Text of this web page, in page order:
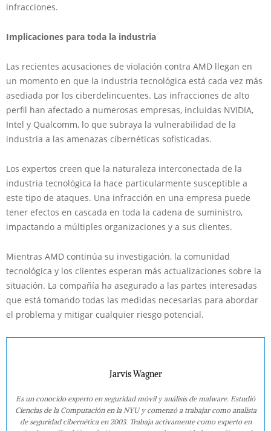
infracciones.
Implicaciones para toda la industria
Las recientes acusaciones de violación contra AMD llegan en
un momento en que la industria tecnológica está cada vez más
asediada por los ciberdelincuentes. Las infracciones de alto
perfil han afectado a numerosas empresas, incluidas NVIDIA,
Intel y Qualcomm, lo que subraya la vulnerabilidad de la
industria a las amenazas cibernéticas sofisticadas.
Los expertos creen que la naturaleza interconectada de la
industria tecnológica la hace particularmente susceptible a
este tipo de ataques. Una infracción en una empresa puede
tener efectos en cascada en toda la cadena de suministro,
impactando a múltiples organizaciones y a sus clientes.
Mientras AMD continúa su investigación, la comunidad
tecnológica y los clientes esperan más actualizaciones sobre la
situación. La compañía ha asegurado a las partes interesadas
que está tomando todas las medidas necesarias para abordar
el problema y mitigar cualquier riesgo potencial.
Jarvis Wagner
Es un conocido experto en seguridad móvil y análisis de malware. Estudió
Ciencias de la Computación en la NYU y comenzó a trabajar como analista
de seguridad cibernética en 2003. Trabaja activamente como experto en